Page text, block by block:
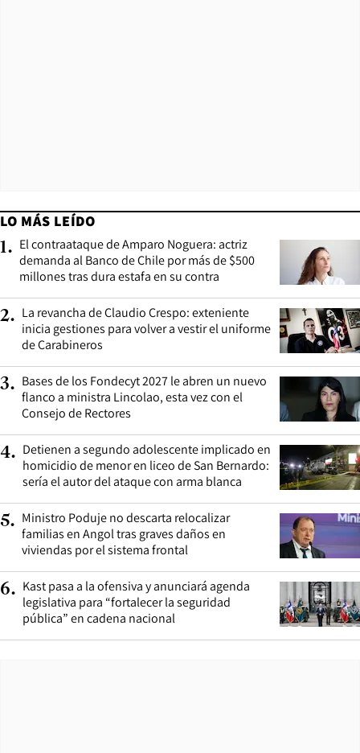
LO MÁS LEÍDO
1. El contraataque de Amparo Noguera: actriz
demanda al Banco de Chile por más de $500
millones tras dura estafa en su contra
2. La revancha de Claudio Crespo: exteniente
inicia gestiones para volver a vestir el uniforme
de Carabineros
3. Bases de los Fondecyt 2027 le abren un nuevo
flanco a ministra Lincolao, esta vez con el
Consejo de Rectores
4. Detienen a segundo adolescente implicado en
homicidio de menor en liceo de San Bernardo:
sería el autor del ataque con arma blanca
5. Ministro Poduje no descarta relocalizar
familias en Angol tras graves daños en
viviendas por el sistema frontal
6. Kast pasa a la ofensiva y anunciará agenda
legislativa para “fortalecer la seguridad
pública” en cadena nacional